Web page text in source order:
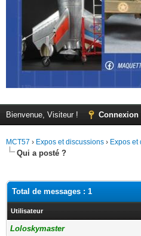
Bienvenue, Visiteur ! Connexion
MCT57 › Expos et discussions › Expos et
Qui a posté ?
Total de messages : 1
Utilisateur
Loloskymaster